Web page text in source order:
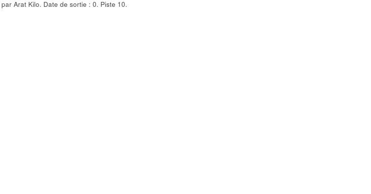
pour
par Arat Kilo. Date de sortie : 0. Piste 10.